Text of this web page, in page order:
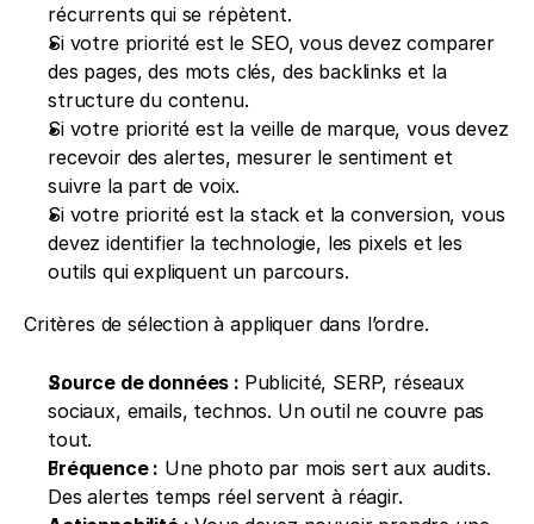
récurrents qui se répètent.
Si votre priorité est le SEO, vous devez comparer
des pages, des mots clés, des backlinks et la
structure du contenu.
Si votre priorité est la veille de marque, vous devez
recevoir des alertes, mesurer le sentiment et
suivre la part de voix.
Si votre priorité est la stack et la conversion, vous
devez identifier la technologie, les pixels et les
outils qui expliquent un parcours.
Critères de sélection à appliquer dans l’ordre.
Source de données : Publicité, SERP, réseaux
sociaux, emails, technos. Un outil ne couvre pas
tout.
Fréquence : Une photo par mois sert aux audits.
Des alertes temps réel servent à réagir.